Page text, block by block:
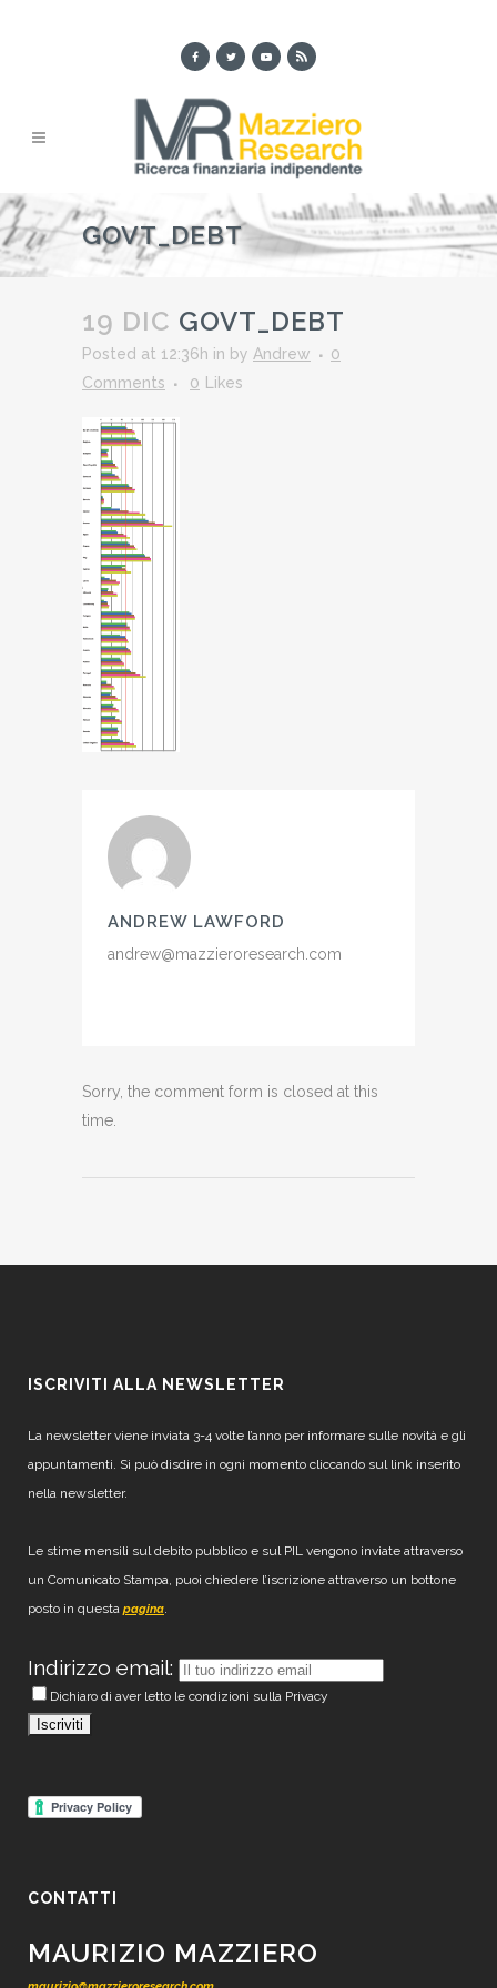
GOVT_DEBT
19 DIC GOVT_DEBT
Posted at 12:36h in by Andrew
0
Comments
0 Likes
ANDREW LAWFORD
andrew@mazzieroresearch.com
Sorry, the comment form is closed at this
time.
ISCRIVITI ALLA NEWSLETTER
La newsletter viene inviata 3-4 volte l’anno per informare sulle novità e gli
appuntamenti. Si può disdire in ogni momento cliccando sul link inserito
nella newsletter.
Le stime mensili sul debito pubblico e sul PIL vengono inviate attraverso
un Comunicato Stampa, puoi chiedere l’iscrizione attraverso un bottone
posto in questa pagina.
Indirizzo email:
Dichiaro di aver letto le condizioni sulla Privacy
CONTATTI
MAURIZIO MAZZIERO